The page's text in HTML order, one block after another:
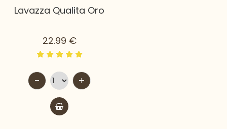
Lavazza Qualita Oro
22.99 €
- +